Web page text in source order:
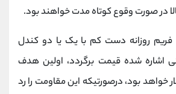
در صورت وقوع کوتاه مدت خواهند بود.
فریم روزانه دست کم با یک یا دو کندل
اشاره شده قیمت برگردد، اولین هدف
تا ناحیه 3.1 دلار خواهد بود، درصورتیکه این مقاومت را رد